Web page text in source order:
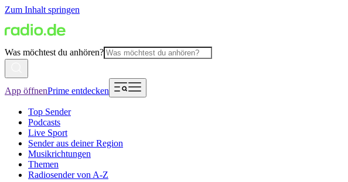
Zum Inhalt springen
Was möchtest du anhören?
App öffnenPrime entdecken
Top Sender
Podcasts
Live Sport
Sender aus deiner Region
Musikrichtungen
Themen
Radiosender von A-Z